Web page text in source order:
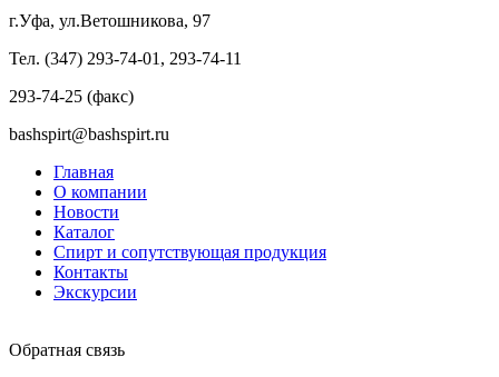
г.Уфа, ул.Ветошникова, 97
Тел. (347) 293-74-01, 293-74-11
293-74-25 (факс)
bashspirt@bashspirt.ru
Главная
О компании
Новости
Каталог
Спирт и сопутствующая продукция
Контакты
Экскурсии
Обратная связь